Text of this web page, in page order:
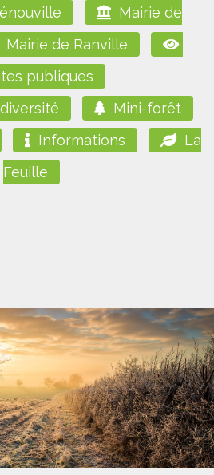
Mairie de
Mairie de Ranville
publiques
Mini-forêt
Informations
La
Feuille